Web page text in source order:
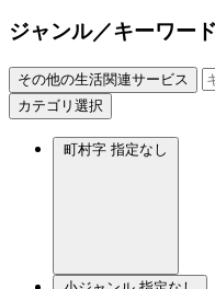
ジャンル／キーワード
その他の生活関連サービス
カテゴリ選択
町村字 指定なし